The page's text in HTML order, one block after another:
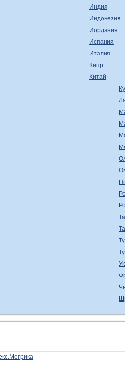
Индия
Индонезия
Иордания
Испания
Италия
Кипр
Китай